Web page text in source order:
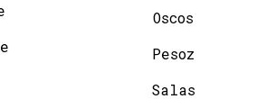
Oscos
Pesoz
Salas